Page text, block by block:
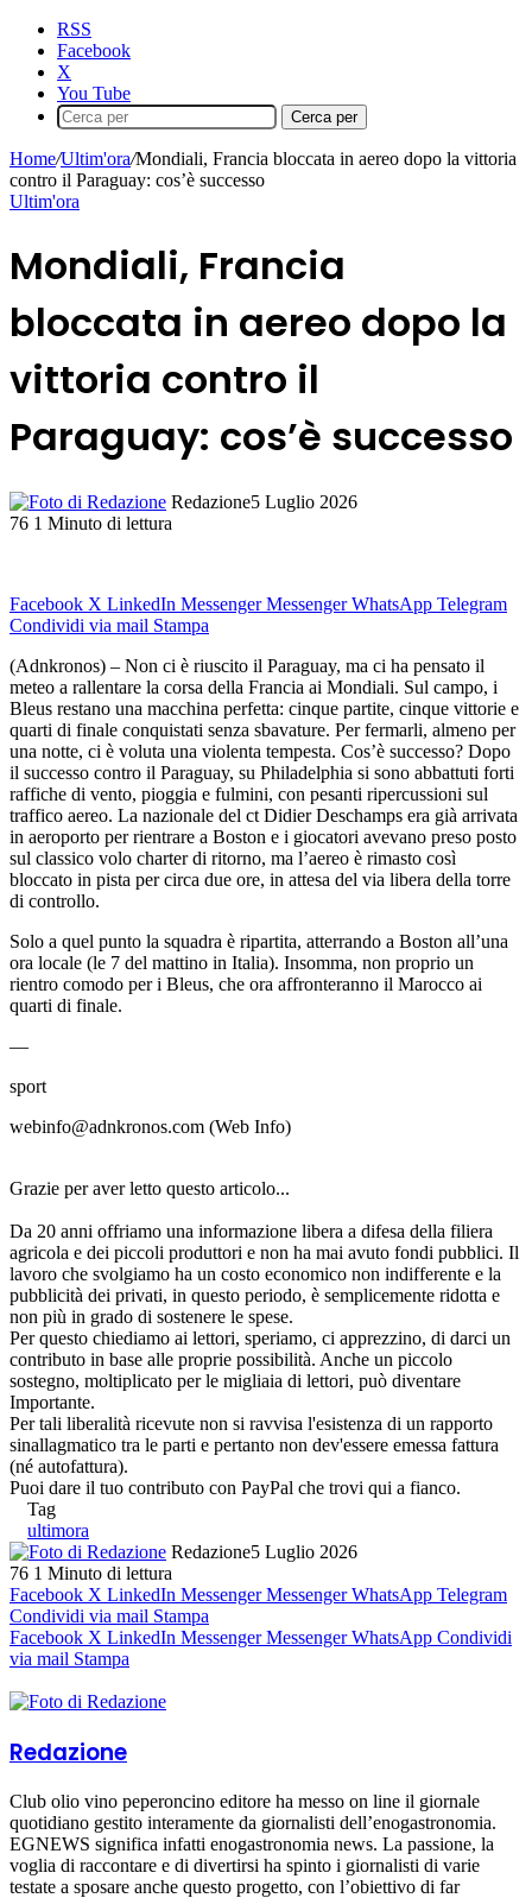
RSS
Facebook
X
You Tube
Cerca per
Home/Ultim'ora/Mondiali, Francia bloccata in aereo dopo la vittoria
contro il Paraguay: cos’è successo
Ultim'ora
Mondiali, Francia
bloccata in aereo dopo la
vittoria contro il
Paraguay: cos’è successo
Redazione5 Luglio 2026
76 1 Minuto di lettura
Facebook X LinkedIn Messenger Messenger WhatsApp Telegram
Condividi via mail Stampa
(Adnkronos) – Non ci è riuscito il Paraguay, ma ci ha pensato il
meteo a rallentare la corsa della Francia ai Mondiali. Sul campo, i
Bleus restano una macchina perfetta: cinque partite, cinque vittorie e
quarti di finale conquistati senza sbavature. Per fermarli, almeno per
una notte, ci è voluta una violenta tempesta. Cos’è successo? Dopo
il successo contro il Paraguay, su Philadelphia si sono abbattuti forti
raffiche di vento, pioggia e fulmini, con pesanti ripercussioni sul
traffico aereo. La nazionale del ct Didier Deschamps era già arrivata
in aeroporto per rientrare a Boston e i giocatori avevano preso posto
sul classico volo charter di ritorno, ma l’aereo è rimasto così
bloccato in pista per circa due ore, in attesa del via libera della torre
di controllo.
Solo a quel punto la squadra è ripartita, atterrando a Boston all’una
ora locale (le 7 del mattino in Italia). Insomma, non proprio un
rientro comodo per i Bleus, che ora affronteranno il Marocco ai
quarti di finale.
—
sport
webinfo@adnkronos.com (Web Info)
Grazie per aver letto questo articolo...
Da 20 anni offriamo una informazione libera a difesa della filiera
agricola e dei piccoli produttori e non ha mai avuto fondi pubblici. Il
lavoro che svolgiamo ha un costo economico non indifferente e la
pubblicità dei privati, in questo periodo, è semplicemente ridotta e
non più in grado di sostenere le spese.
Per questo chiediamo ai lettori, speriamo, ci apprezzino, di darci un
contributo in base alle proprie possibilità. Anche un piccolo
sostegno, moltiplicato per le migliaia di lettori, può diventare
Importante.
Per tali liberalità ricevute non si ravvisa l'esistenza di un rapporto
sinallagmatico tra le parti e pertanto non dev'essere emessa fattura
(né autofattura).
Puoi dare il tuo contributo con PayPal che trovi qui a fianco.
Tag
ultimora
Redazione5 Luglio 2026
76 1 Minuto di lettura
Facebook X LinkedIn Messenger Messenger WhatsApp Telegram
Condividi via mail Stampa
Facebook X LinkedIn Messenger Messenger WhatsApp Condividi
via mail Stampa
Redazione
Club olio vino peperoncino editore ha messo on line il giornale
quotidiano gestito interamente da giornalisti dell’enogastronomia.
EGNEWS significa infatti enogastronomia news. La passione, la
voglia di raccontare e di divertirsi ha spinto i giornalisti di varie
testate a sposare anche questo progetto, con l’obiettivo di far